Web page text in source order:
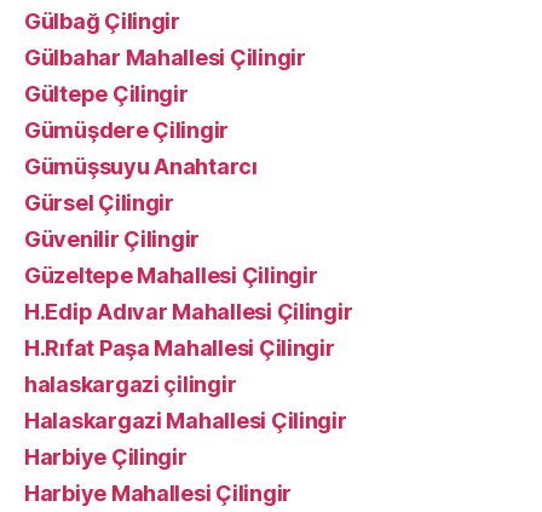
Gülbağ Çilingir
Gülbahar Mahallesi Çilingir
Gültepe Çilingir
Gümüşdere Çilingir
Gümüşsuyu Anahtarcı
Gürsel Çilingir
Güvenilir Çilingir
Güzeltepe Mahallesi Çilingir
H.Edip Adıvar Mahallesi Çilingir
H.Rıfat Paşa Mahallesi Çilingir
halaskargazi çilingir
Halaskargazi Mahallesi Çilingir
Harbiye Çilingir
Harbiye Mahallesi Çilingir